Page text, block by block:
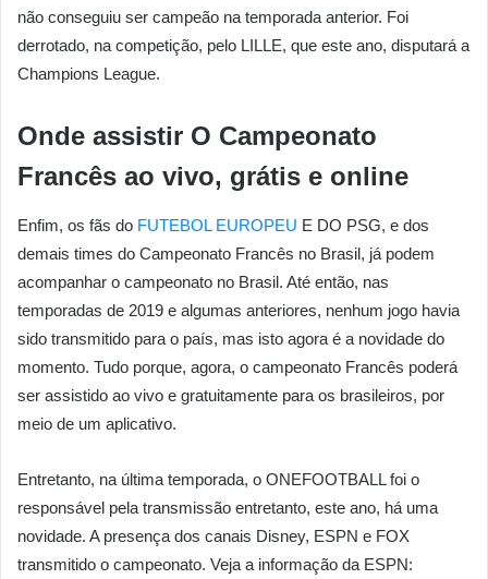
não conseguiu ser campeão na temporada anterior. Foi
derrotado, na competição, pelo LILLE, que este ano, disputará a
Champions League.
Onde assistir O Campeonato
Francês ao vivo, grátis e online
Enfim, os fãs do FUTEBOL EUROPEU E DO PSG, e dos
demais times do Campeonato Francês no Brasil, já podem
acompanhar o campeonato no Brasil. Até então, nas
temporadas de 2019 e algumas anteriores, nenhum jogo havia
sido transmitido para o país, mas isto agora é a novidade do
momento. Tudo porque, agora, o campeonato Francês poderá
ser assistido ao vivo e gratuitamente para os brasileiros, por
meio de um aplicativo.
Entretanto, na última temporada, o ONEFOOTBALL foi o
responsável pela transmissão entretanto, este ano, há uma
novidade. A presença dos canais Disney, ESPN e FOX
transmitido o campeonato. Veja a informação da ESPN: